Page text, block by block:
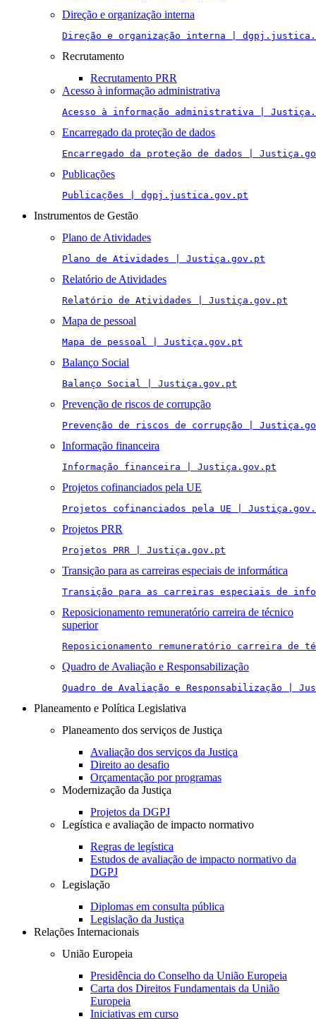
Direção e organização interna
Direção e organização interna |
Recrutamento
Recrutamento PRR
Acesso à informação administrativa
Acesso à informação administrativa |
Encarregado da proteção de dados
Encarregado da proteção de dados |
Publicações
Publicações | dgpj.justica.gov.pt
Instrumentos de Gestão
Plano de Atividades
Plano de Atividades | Justiça.gov.pt
Relatório de Atividades
Relatório de Atividades | Justiça.gov.pt
Mapa de pessoal
Mapa de pessoal | Justiça.gov.pt
Balanço Social
Balanço Social | Justiça.gov.pt
Prevenção de riscos de corrupção
Prevenção de riscos de corrupção |
Informação financeira
Informação financeira | Justiça.gov.pt
Projetos cofinanciados pela UE
Projetos cofinanciados pela UE |
Projetos PRR
Projetos PRR | Justiça.gov.pt
Transição para as carreiras especiais de informática
Transição para as carreiras especiais de
Reposicionamento remuneratório carreira de técnico
superior
Reposicionamento remuneratório carreira
Quadro de Avaliação e Responsabilização
Quadro de Avaliação e Responsabilização |
Planeamento e Política Legislativa
Planeamento dos serviços de Justiça
Avaliação dos serviços da Justiça
Direito ao desafio
Orçamentação por programas
Modernização da Justiça
Projetos da DGPJ
Legística e avaliação de impacto normativo
Regras de legística
Estudos de avaliação de impacto normativo da
DGPJ
Legislação
Diplomas em consulta pública
Legislação da Justiça
Relações Internacionais
União Europeia
Presidência do Conselho da União Europeia
Carta dos Direitos Fundamentais da União
Europeia
Iniciativas em curso